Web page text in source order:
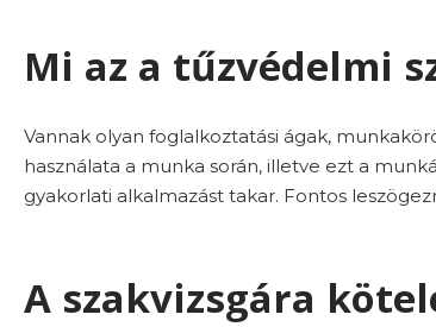
Mi az a tűzvédelmi
Vannak olyan foglalkoztatási ágak,
használata a munka során, illetve ezt a
gyakorlati alkalmazást takar. Fontos
A szakvizsgára